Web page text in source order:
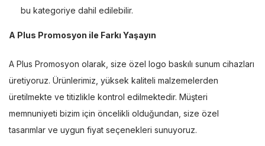
bu kategoriye dahil edilebilir.
A Plus Promosyon ile Farkı Yaşayın
A Plus Promosyon olarak, size özel logo baskılı sunum cihazları
üretiyoruz. Ürünlerimiz, yüksek kaliteli malzemelerden
üretilmekte ve titizlikle kontrol edilmektedir. Müşteri
memnuniyeti bizim için öncelikli olduğundan, size özel
tasarımlar ve uygun fiyat seçenekleri sunuyoruz.